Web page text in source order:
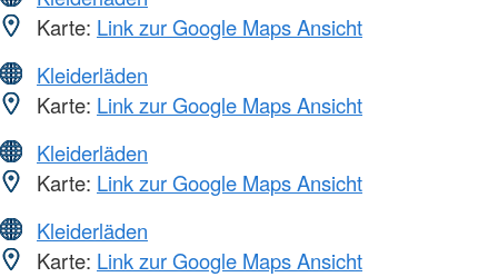
Karte: Link zur Google Maps Ansicht
Kleiderläden
Karte: Link zur Google Maps Ansicht
Kleiderläden
Karte: Link zur Google Maps Ansicht
Kleiderläden
Karte: Link zur Google Maps Ansicht